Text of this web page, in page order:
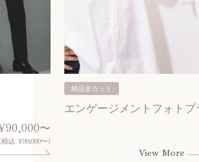
〜
(税込 ¥99,000〜)
納品全カット
エンゲージメントフォトプ
View More